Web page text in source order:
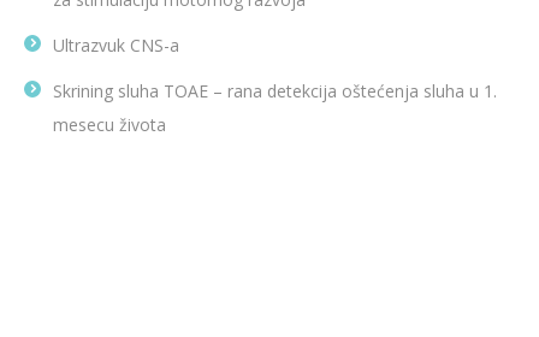
Ultrazvuk CNS-a
Skrining sluha TOAE – rana detekcija oštećenja sluha u 1.
mesecu života